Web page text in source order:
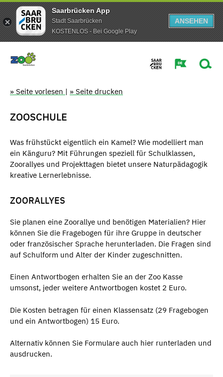
Saarbrücken App
Stadt Saarbrücken
KOSTENLOS - Bei Google Play
ANSEHEN
» Seite vorlesen | » Seite drucken
ZOOSCHULE
Was frühstückt eigentlich ein Kamel? Wie modelliert man
ein Känguru? Mit Führungen speziell für Schulklassen,
Zoorallyes und Projekttagen bietet unsere Naturpädagogik
kreative Lernerlebnisse.
ZOORALLYES
Sie planen eine Zoorallye und benötigen Materialien? Hier
können Sie die Fragebogen für ihre Gruppe in deutscher
oder französischer Sprache herunterladen. Die Fragen sind
auf Schulform und Alter der Kinder zugeschnitten.
Einen Antwortbogen erhalten Sie an der Zoo Kasse
umsonst, jeder weitere Antwortbogen kostet 2 Euro.
Die Kosten betragen für einen Klassensatz (29 Fragebogen
und ein Antwortbogen) 15 Euro.
Alternativ können Sie Formulare auch hier runterladen und
ausdrucken.